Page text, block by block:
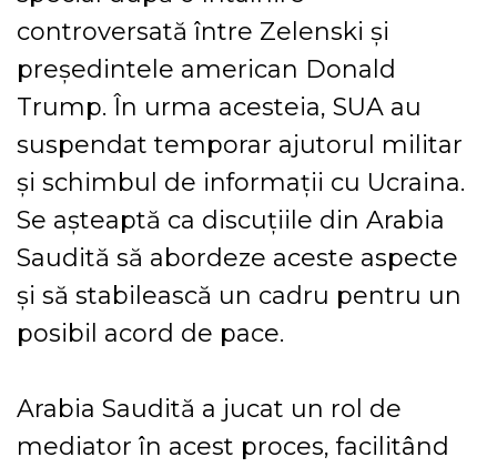
controversată între Zelenski și
președintele american Donald
Trump. În urma acesteia, SUA au
suspendat temporar ajutorul militar
și schimbul de informații cu Ucraina.
Se așteaptă ca discuțiile din Arabia
Saudită să abordeze aceste aspecte
și să stabilească un cadru pentru un
posibil acord de pace.
Arabia Saudită a jucat un rol de
mediator în acest proces, facilitând